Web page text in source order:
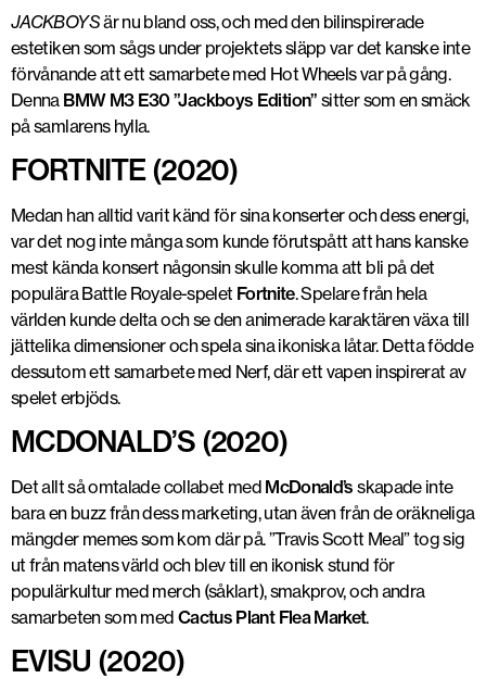
JACKBOYSär nu bland oss, och med den bilinspirerade
estetiken som sågs under projektets släpp var det kanske inte
förvånande att ett samarbete med Hot Wheels var på gång.
Denna BMW M3 E30 ”Jackboys Edition” sitter som en smäck
på samlarens hylla.
FORTNITE (2020)
Medan han alltid varit känd för sina konserter och dess energi,
var det nog inte många som kunde förutspått att hans kanske
mest kända konsert någonsin skulle komma att bli på det
populära Battle Royale-spelet Fortnite. Spelare från hela
världen kunde delta och se den animerade karaktären växa till
jättelika dimensioner och spela sina ikoniska låtar. Detta födde
dessutom ett samarbete med Nerf, där ett vapen inspirerat av
spelet erbjöds.
MCDONALD’S (2020)
Det allt så omtalade collabet med McDonald’s skapade inte
bara en buzz från dess marketing, utan även från de oräkneliga
mängder memes som kom där på. ”Travis Scott Meal” tog sig
ut från matens värld och blev till en ikonisk stund för
populärkultur med merch (såklart), smakprov, och andra
samarbeten som med Cactus Plant Flea Market.
EVISU (2020)